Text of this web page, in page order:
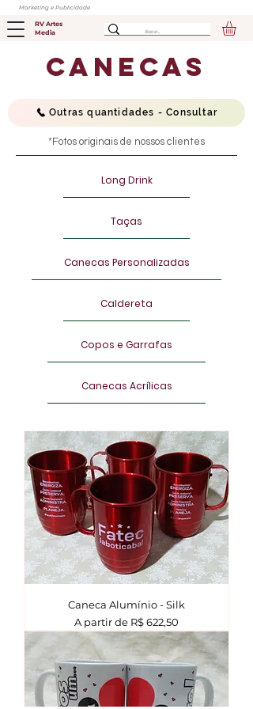
Marketing e Publicidade
RV Artes
Media
canecas
Outras quantidades - Consultar
*Fotos originais de nossos clientes
Long Drink
Taças
Canecas Personalizadas
Caldereta
Copos e Garrafas
Canecas Acrílicas
Caneca Alumínio - Silk
A partir de R$ 622,50
Preço promocional